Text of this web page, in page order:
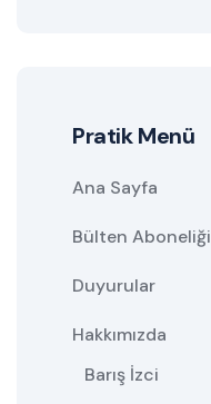
Pratik Menü
Ana Sayfa
Bülten Aboneliği
Duyurular
Hakkımızda
Barış İzci